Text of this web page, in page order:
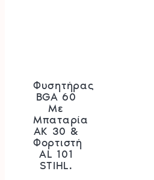
Φυσητήρας
BGA 60
Με
Μπαταρία
AK 30 &
Φορτιστή
AL 101
STIHL.